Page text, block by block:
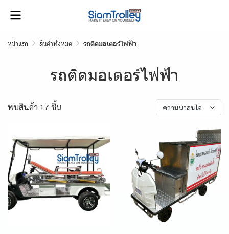
หน้าแรก สินค้าทั้งหมด รถติดมอเตอร์ไฟฟ้า
รถติดมอเตอร์ไฟฟ้า
พบสินค้า 17 ชิ้น ความน่าสนใจ